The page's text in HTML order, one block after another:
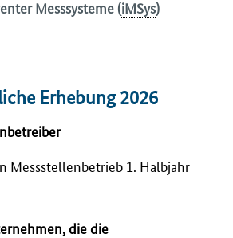
Messsysteme (iMSys)
Erhebung 2026
Messstellenbetrieb 1. Halbjahr
die die